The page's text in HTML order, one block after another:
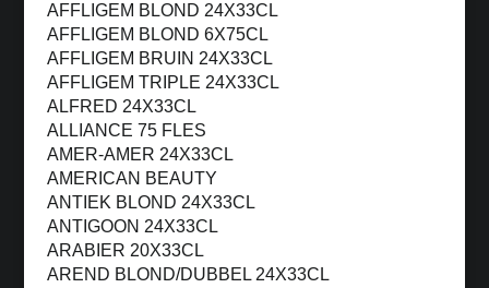
AFFLIGEM BLOND 24X33CL
AFFLIGEM BLOND 6X75CL
AFFLIGEM BRUIN 24X33CL
AFFLIGEM TRIPLE 24X33CL
ALFRED 24X33CL
ALLIANCE 75 FLES
AMER-AMER 24X33CL
AMERICAN BEAUTY
ANTIEK BLOND 24X33CL
ANTIGOON 24X33CL
ARABIER 20X33CL
AREND BLOND/DUBBEL 24X33CL